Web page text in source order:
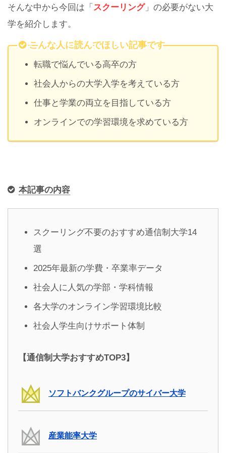
そんな中から今回は「 スクーリング」の必要がない大
学を紹介します。
こんな人に読んでほしい記事です
転職で悩んでいる高卒の方
社会人からの大学入学を考えている方
仕事と学業の両立を目指している方
オンラインでの学習環境を求めている方
本記事の内容
スクーリング不要のおすすめ通信制大学14
選
2025年最新の学費・卒業率データ
社会人に人気の学部・学科情報
各大学のオンライン学習環境比較
社会人学生向けサポート体制
【通信制大学おすすめTOP3】
ソフトバンクグループのサイバー大学
産業能率大学